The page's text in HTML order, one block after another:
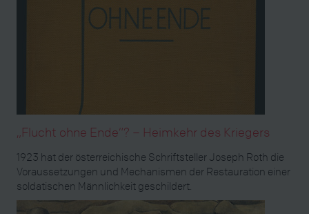
„Flucht ohne Ende“? – Heimkehr des Kriegers
1923 hat der österreichische Schriftsteller Joseph Roth die
Voraussetzungen und Mechanismen der Restauration einer
soldatischen Männlichkeit geschildert.